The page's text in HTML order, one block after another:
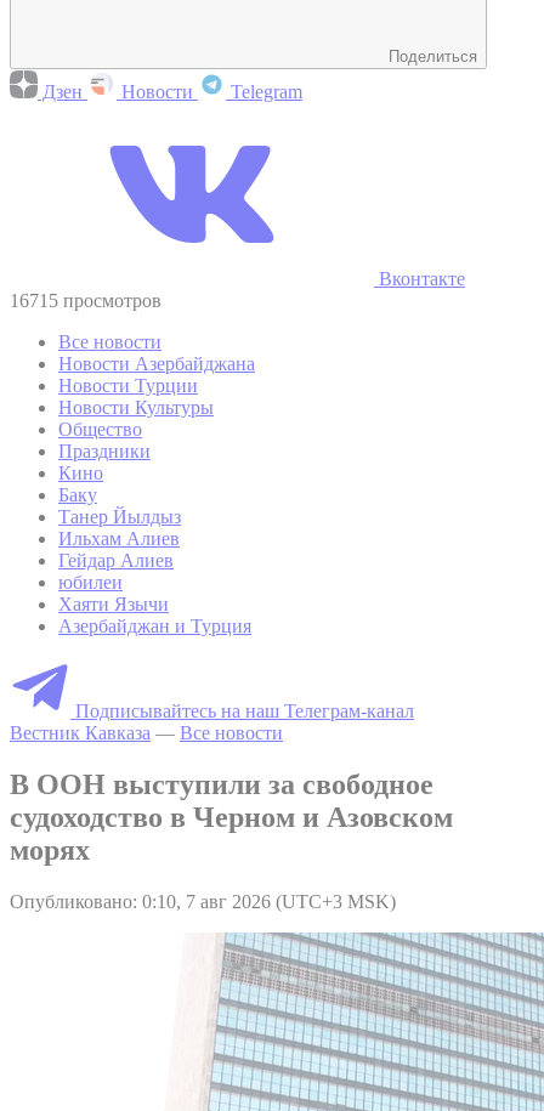
Поделиться
Дзен Новости Telegram
Вконтакте
16715 просмотров
Все новости
Новости Азербайджана
Новости Турции
Новости Культуры
Общество
Праздники
Кино
Баку
Танер Йылдыз
Ильхам Алиев
Гейдар Алиев
юбилеи
Хаяти Язычи
Азербайджан и Турция
Подписывайтесь на наш Телеграм-канал
Вестник Кавказа — Все новости
В ООН выступили за свободное
судоходство в Черном и Азовском
морях
Опубликовано: 0:10, 7 авг 2026 (UTC+3 MSK)